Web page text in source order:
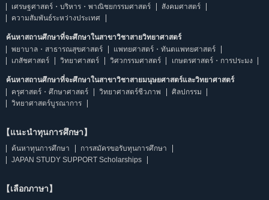
เศรษฐศาสตร์・บริหาร・พาณิชยกรรมศาสตร์
สังคมศาสตร์
ความสัมพันธ์ระหว่างประเทศ
ค้นหาสถานศึกษาที่จะศึกษาในสาขาวิชาสายวิทยาศาสตร์
พยาบาล・สาธารณสุขศาสตร์
แพทยศาสตร์・ทันตแพทยศาสตร์
เภสัชศาสตร์
วิทยาศาสตร์ วิศวกรรมศาสตร์ เกษตรศาสตร์・การประมง
ค้นหาสถานศึกษาที่จะศึกษาในสาขาวิชาสายมนุษยศาสตร์และวิทยาศาสตร์
ครุศาสตร์・ศึกษาศาสตร์
วิทยาศาสตร์ชีวภาพ
ศิลปกรรม
วิทยาศาสตร์บูรณาการ
【แนะนำทุนการศึกษา】
ค้นหาทุนการศึกษา
การสมัครขอรับทุนการศึกษา
JAPAN STUDY SUPPORT Scholarships
【เลือกภาษา】